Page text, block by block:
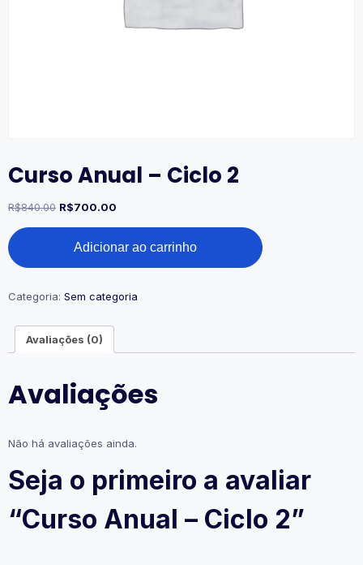
Curso Anual – Ciclo 2
R$840.00 O
era:
R$840.00.
R$700.00
é:
R$700.00.
Curso
Anual
2
Adicionar ao carrinho
Categoria: Sem categoria
Avaliações (0)
Avaliações
Não há avaliações ainda.
Seja o primeiro a avaliar
“Curso Anual – Ciclo 2”